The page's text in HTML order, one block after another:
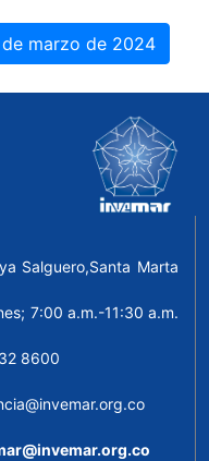
marzo de 2024
Salguero,Santa Marta
7:00 a.m.-11:30 a.m.
8600